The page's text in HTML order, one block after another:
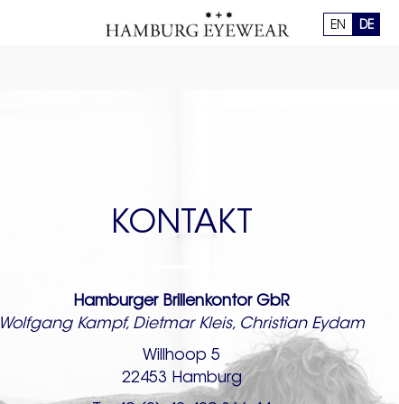
EN DE
KONTAKT
Hamburger Brillenkontor GbR
Wolfgang Kampf, Dietmar Kleis, Christian Eydam
Willhoop 5
22453 Hamburg